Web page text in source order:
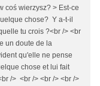
coś wierzysz? > Est-ce
chose? Y a-t-il
tu crois ?<br /> <br
un doute de la
qu'elle ne pense
chose et lui fait
/> <br /> <br /> <br />